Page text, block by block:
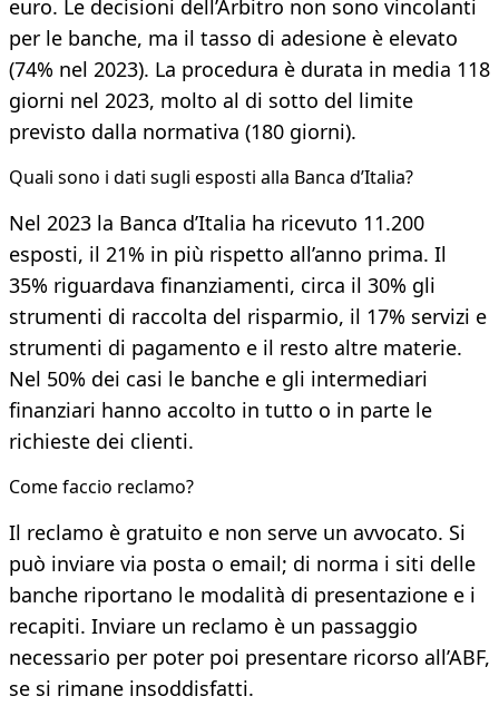
euro. Le decisioni dell’Arbitro non sono vincolanti
per le banche, ma il tasso di adesione è elevato
(74% nel 2023). La procedura è durata in media 118
giorni nel 2023, molto al di sotto del limite
previsto dalla normativa (180 giorni).
Quali sono i dati sugli esposti alla Banca d’Italia?
Nel 2023 la Banca d’Italia ha ricevuto 11.200
esposti, il 21% in più rispetto all’anno prima. Il
35% riguardava finanziamenti, circa il 30% gli
strumenti di raccolta del risparmio, il 17% servizi e
strumenti di pagamento e il resto altre materie.
Nel 50% dei casi le banche e gli intermediari
finanziari hanno accolto in tutto o in parte le
richieste dei clienti.
Come faccio reclamo?
Il reclamo è gratuito e non serve un avvocato. Si
può inviare via posta o email; di norma i siti delle
banche riportano le modalità di presentazione e i
recapiti. Inviare un reclamo è un passaggio
necessario per poter poi presentare ricorso all’ABF,
se si rimane insoddisfatti.